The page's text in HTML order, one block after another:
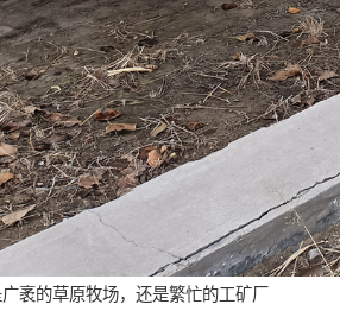
袤的草原牧场，还是繁忙的工矿厂